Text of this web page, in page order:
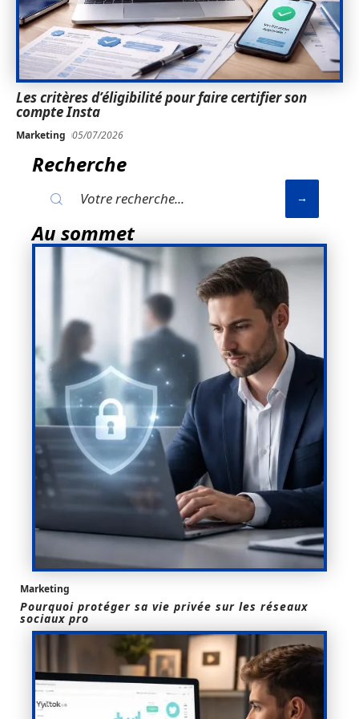
Les critères d’éligibilité pour faire certifier son
compte Insta
Marketing 05/07/2026
Recherche
Au sommet
Marketing
Pourquoi protéger sa vie privée sur les réseaux
sociaux pro